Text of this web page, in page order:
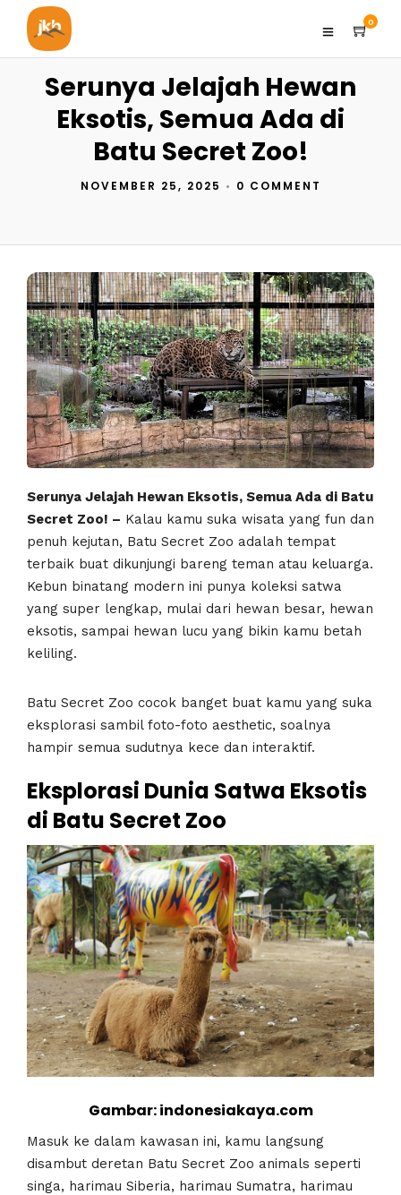
0
Serunya Jelajah Hewan
Eksotis, Semua Ada di
Batu Secret Zoo!
NOVEMBER 25, 2025 • 0 COMMENT
Serunya Jelajah Hewan Eksotis, Semua Ada di Batu
Secret Zoo! – Kalau kamu suka wisata yang fun dan
penuh kejutan, Batu Secret Zoo adalah tempat
terbaik buat dikunjungi bareng teman atau keluarga.
Kebun binatang modern ini punya koleksi satwa
yang super lengkap, mulai dari hewan besar, hewan
eksotis, sampai hewan lucu yang bikin kamu betah
keliling.
Batu Secret Zoo cocok banget buat kamu yang suka
eksplorasi sambil foto-foto aesthetic, soalnya
hampir semua sudutnya kece dan interaktif.
Eksplorasi Dunia Satwa Eksotis
di Batu Secret Zoo
Gambar: indonesiakaya.com
Masuk ke dalam kawasan ini, kamu langsung
disambut deretan Batu Secret Zoo animals seperti
singa, harimau Siberia, harimau Sumatra, harimau